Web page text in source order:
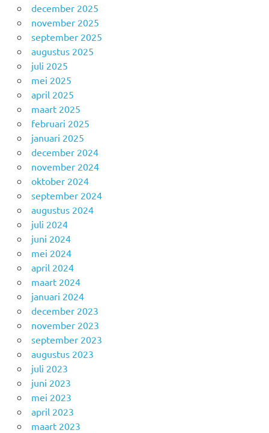
december 2025
november 2025
september 2025
augustus 2025
juli 2025
mei 2025
april 2025
maart 2025
februari 2025
januari 2025
december 2024
november 2024
oktober 2024
september 2024
augustus 2024
juli 2024
juni 2024
mei 2024
april 2024
maart 2024
januari 2024
december 2023
november 2023
september 2023
augustus 2023
juli 2023
juni 2023
mei 2023
april 2023
maart 2023